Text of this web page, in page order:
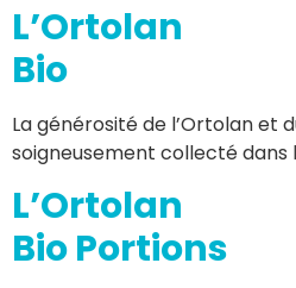
L’Ortolan
Bio
La générosité de l’Ortolan et
soigneusement collecté dans
L’Ortolan
Bio Portions